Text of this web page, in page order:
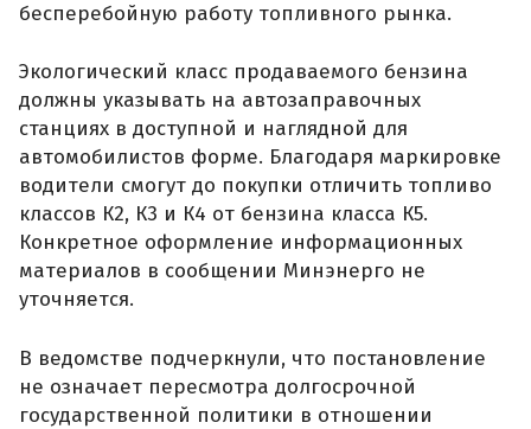
бесперебойную работу топливного рынка.
Экологический класс продаваемого бензина
должны указывать на автозаправочных
станциях в доступной и наглядной для
автомобилистов форме. Благодаря маркировке
водители смогут до покупки отличить топливо
классов К2, К3 и К4 от бензина класса К5.
Конкретное оформление информационных
материалов в сообщении Минэнерго не
уточняется.
В ведомстве подчеркнули, что постановление
не означает пересмотра долгосрочной
государственной политики в отношении